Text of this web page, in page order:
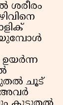
ശരീരം
ചൂട്
അവർ